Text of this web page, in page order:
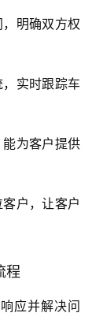
明确双方权
实时跟踪车
为客户提供
户，让客户
程
应并解决问